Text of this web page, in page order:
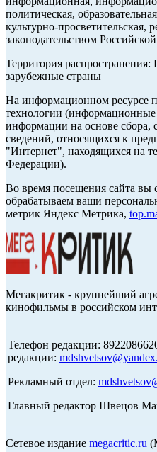
политическая,
культурно-просветительская,
законодательством
Территория распространения:
зарубежные страны
На информационном ресурсе
технологии (информационные
информации на основе сбора,
сведений, относящихся к
"Интернет", находящихся на
Федерации).
Во время посещения сайта вы
обрабатываем ваши
метрик Яндекс Метрика,
Мегакритик - крупнейший
кинофильмы в российском
Телефон редакции:
редакции:
Рекламный отдел:
Главный редактор Швецов
Сетевое издание megacritic.ru